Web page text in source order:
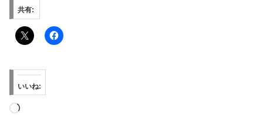
共有:
いいね:
読